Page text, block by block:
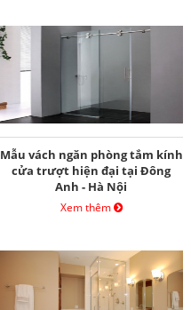
Mẫu vách ngăn phòng tắm kính
cửa trượt hiện đại tại Đông
Anh - Hà Nội
Xem thêm